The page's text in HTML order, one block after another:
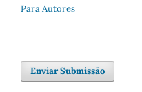
Para Autores
Enviar Submissão